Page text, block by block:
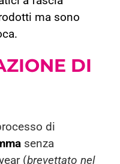
ma sono
DI
di
senza
(brevettato nel